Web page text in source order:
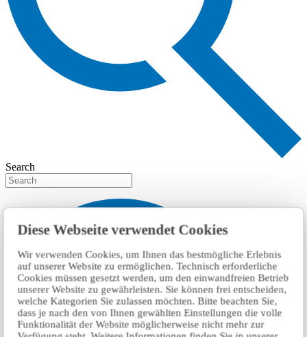
Diese Webseite verwendet Cookies
Wir verwenden Cookies, um Ihnen das bestmögliche Erlebnis
auf unserer Website zu ermöglichen. Technisch erforderliche
Cookies müssen gesetzt werden, um den einwandfreien Betrieb
unserer Website zu gewährleisten. Sie können frei entscheiden,
welche Kategorien Sie zulassen möchten. Bitte beachten Sie,
dass je nach den von Ihnen gewählten Einstellungen die volle
Funktionalität der Website möglicherweise nicht mehr zur
Search